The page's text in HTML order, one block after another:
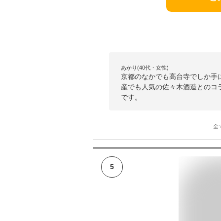
あかり(40代・女性)
京都のなかでも高台寺でしか
産でも人気の佐々木酒造との
です。
全
5